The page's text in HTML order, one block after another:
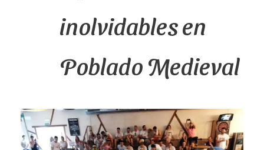
inolvidables en
Poblado Medieval